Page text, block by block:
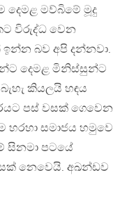
මව්බිමේ මූදු
විරුද්ධ වෙන
ඉන්න බව අපි දන්නවා.
දෙමළ මිනිස්සුන්ට
කියලයි හඳය
පස් වසක් ගෙවෙන
හරහා සමාජය හමුවෙ
සිනමා පටයේ
නෙවෙයි. අඛන්ඩව